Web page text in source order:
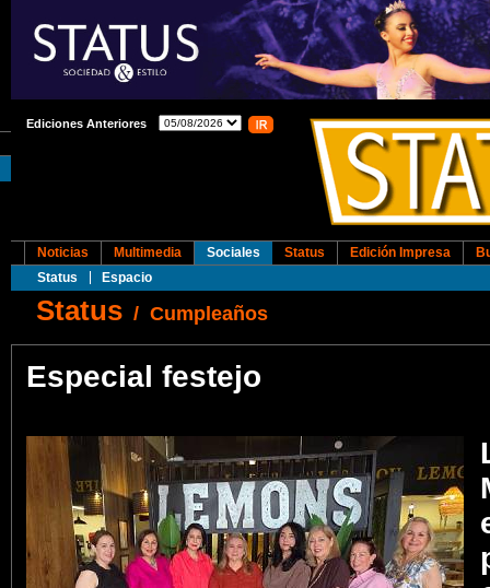
Ediciones Anteriores
Noticias Multimedia
Sociales
Status
Espacio
Status Edición Impresa
Status / Cumpleaños
Especial festejo